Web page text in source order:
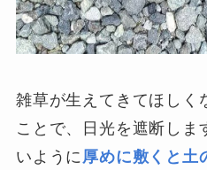
雑草が生えてきてほしく
ことで、日光を遮断しま
いように 厚めに敷くと土